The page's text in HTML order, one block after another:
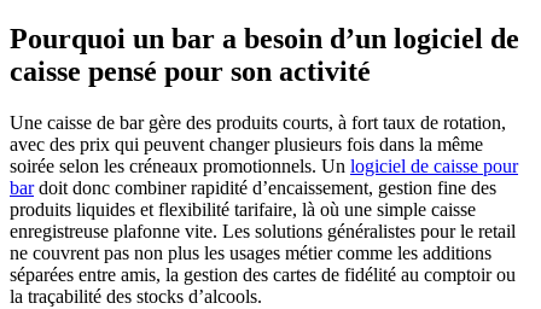
Pourquoi un bar a besoin d’un logiciel de
caisse pensé pour son activité
Une caisse de bar gère des produits courts, à fort taux de rotation,
avec des prix qui peuvent changer plusieurs fois dans la même
soirée selon les créneaux promotionnels. Un logiciel de caisse pour
bardoit donc combiner rapidité d’encaissement, gestion fine des
produits liquides et flexibilité tarifaire, là où une simple caisse
enregistreuse plafonne vite. Les solutions généralistes pour le retail
ne couvrent pas non plus les usages métier comme les additions
séparées entre amis, la gestion des cartes de fidélité au comptoir ou
la traçabilité des stocks d’alcools.